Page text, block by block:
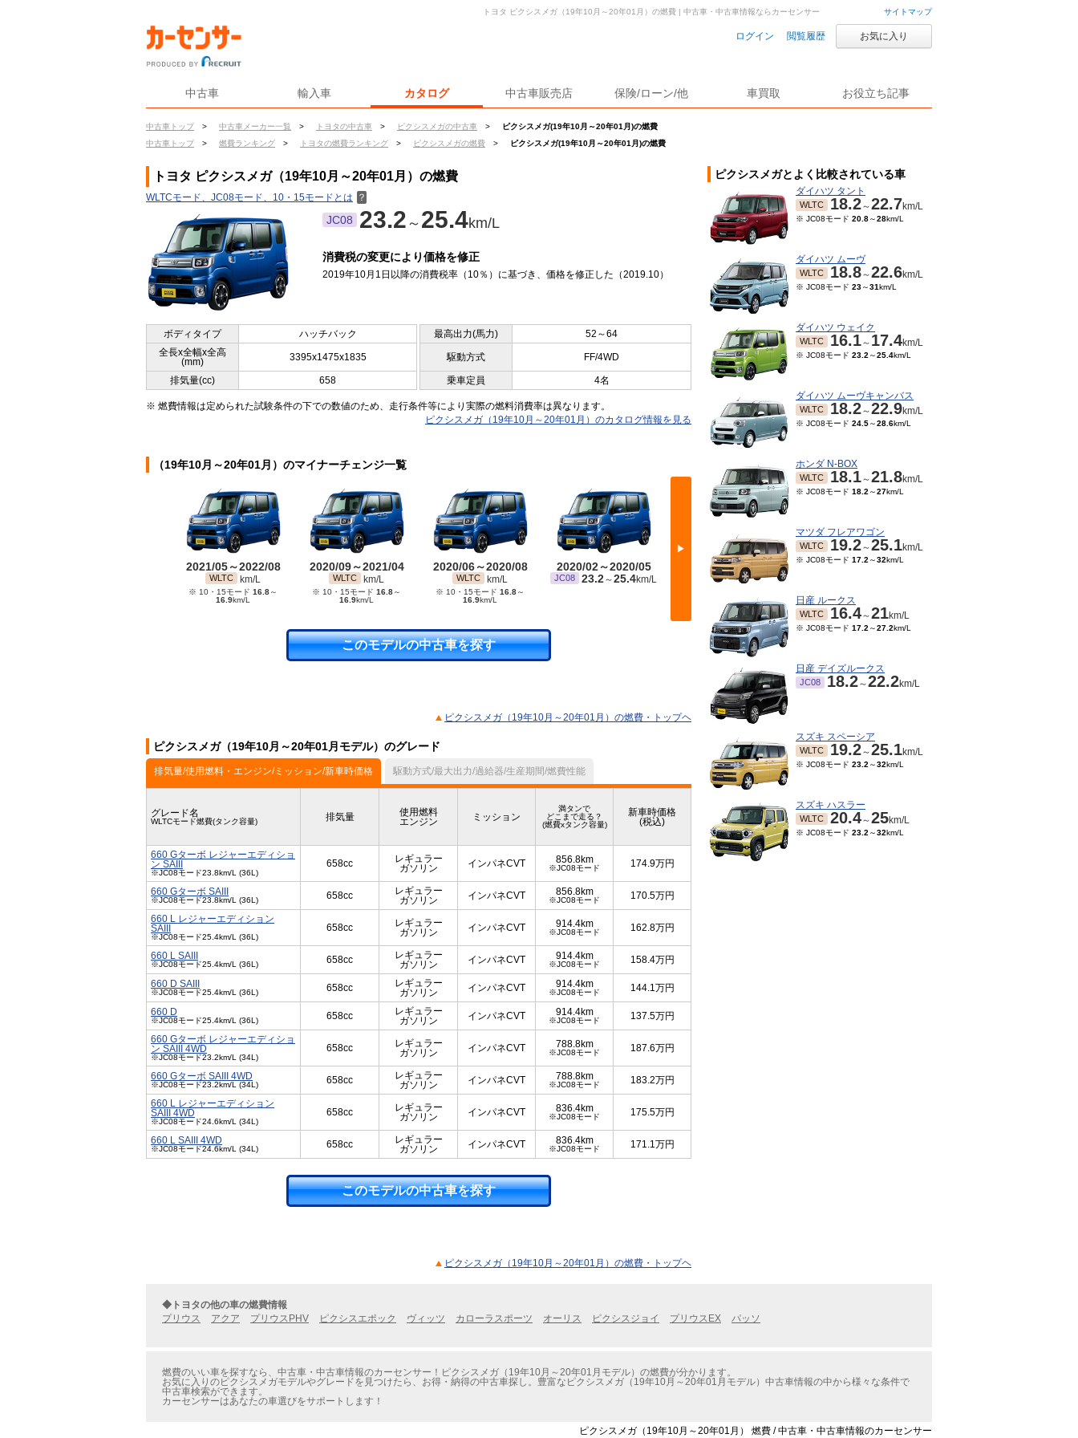
サイトマップ
ログイン 閲覧履歴 お気に入り
中古車 輸入車 カタログ 中古車販売店 保険/ローン/他 車買取 お役立ち記事
中古車トップ > 中古車メーカー一覧 > トヨタの中古車 > ピクシスメガの中古車 >
ピクシスメガ(19年10月～20年01月)の燃費
中古車トップ
> 燃費ランキング > トヨタの燃費ランキング > ピクシスメガの燃費 > ピクシスメガ(19年10月～20年01月)の燃費
トヨタ ピクシスメガ（19年10月～20年01月）の燃費 | 中古車・中古車情報ならカーセンサー
トヨタ ピクシスメガ（19年10月～20年01月）の燃費
WLTCモード、JC08モード、10・15モードとは ？
JC08 23.2 ～ 25.4km/L
消費税の変更により価格を修正
2019年10月1日以降の消費税率（10％）に基づき、価格を修正した（2019.10）
ボディタイプ ハッチバック 最高出力(馬力)
52～64
全長x全幅x全高
(mm)
3395x1475x1835 駆動方式 FF/4WD
排気量(cc) 658 乗車定員 4名
※ 燃費情報は定められた試験条件の下での数値のため、走行条件等により実際の燃料消費率は異なります。
ピクシスメガ（19年10月～20年01月）のカタログ情報を見る
（19年10月～20年01月）のマイナーチェンジ一覧
▶
2021/05～2022/08
WLTC km/L
※ 10・15モード 16.8～
16.9km/L
2020/09～2021/04
WLTC km/L
※ 10・15モード 16.8～
16.9km/L
2020/06～2020/08
WLTC km/L
※ 10・15モード 16.8～
16.9km/L
2020/02～2020/05
JC08 23.2～25.4km/L
2018/01～2019/09
23.2～25.4km/L
2016/05～2017/11
このモデルの中古車を探す
ピクシスメガ（19年10月～20年01月）の燃費・トップヘ
ピクシスメガ（19年10月～20年01月モデル）のグレード
排気量/使用燃料・エンジン/ミッション/新車時価格 駆動方式/最大出力/過給器/生産期間/燃費性能
グレード名
WLTCモード燃費(タンク容量) 排気量
使用燃料
エンジン
ミッション
満タンで
どこまで走る？
(燃費xタンク容量)
新車時価格
(税込)
660 Gターボ レジャーエディショ
ン SAIII
※JC08モード23.8km/L (36L)
658cc
レギュラー
ガソリン
インパネCVT 856.8km
※JC08モード 174.9万円
660 Gターボ SAIII
※JC08モード23.8km/L (36L) 658cc
レギュラー
ガソリン
インパネCVT 856.8km
※JC08モード 170.5万円
660 L レジャーエディション
SAIII
※JC08モード25.4km/L (36L)
658cc
レギュラー
ガソリン
インパネCVT 914.4km
※JC08モード 162.8万円
660 L SAIII
※JC08モード25.4km/L (36L) 658cc
レギュラー
ガソリン
インパネCVT 914.4km
※JC08モード 158.4万円
660 D SAIII
※JC08モード25.4km/L (36L) 658cc
レギュラー
ガソリン
インパネCVT 914.4km
※JC08モード 144.1万円
660 D
※JC08モード25.4km/L (36L) 658cc
レギュラー
ガソリン
インパネCVT 914.4km
※JC08モード 137.5万円
660 Gターボ レジャーエディショ
ン SAIII 4WD
※JC08モード23.2km/L (34L)
658cc
レギュラー
ガソリン
インパネCVT 788.8km
※JC08モード 187.6万円
660 Gターボ SAIII 4WD
※JC08モード23.2km/L (34L) 658cc
レギュラー
ガソリン
インパネCVT 788.8km
※JC08モード 183.2万円
660 L レジャーエディション
SAIII 4WD
※JC08モード24.6km/L (34L)
658cc
レギュラー
ガソリン
インパネCVT 836.4km
※JC08モード 175.5万円
660 L SAIII 4WD
※JC08モード24.6km/L (34L) 658cc
レギュラー
ガソリン
インパネCVT 836.4km
※JC08モード 171.1万円
このモデルの中古車を探す
ピクシスメガ（19年10月～20年01月）の燃費・トップヘ
ピクシスメガとよく比較されている車
ダイハツ タント
WLTC 18.2～22.7km/L
※ JC08モード 20.8～28km/L
ダイハツ ムーヴ
WLTC 18.8～22.6km/L
※ JC08モード 23～31km/L
ダイハツ ウェイク
WLTC 16.1～ 17.4km/L
※ JC08モード 23.2 ～25.4km/L
ダイハツ ムーヴキャンバス
WLTC 18.2～22.9km/L
※ JC08モード 24.5～28.6km/L
ホンダ N-BOX
WLTC 18.1～21.8km/L
※ JC08モード 18.2 ～27km/L
マツダ フレアワゴン
WLTC 19.2～25.1km/L
※ JC08モード 17.2 ～32km/L
日産 ルークス
WLTC 16.4～21km/L
※ JC08モード 17.2 ～27.2km/L
日産 デイズルークス
JC08 18.2～22.2km/L
スズキ スペーシア
WLTC 19.2～25.1km/L
※ JC08モード 23.2 ～32km/L
スズキ ハスラー
WLTC 20.4～25km/L
※ JC08モード 23.2 ～32km/L
◆トヨタの他の車の燃費情報
プリウス
アクア プリウスPHV ピクシスエポック ヴィッツ カローラスポーツ オーリス ピクシスジョイ プリウスEX パッソ
燃費のいい車を探すなら、中古車・中古車情報のカーセンサー！ピクシスメガ（19年10月～20年01月モデル）の燃費が分かります。
お気に入りのピクシスメガモデルやグレードを見つけたら、お得・納得の中古車探し。豊富なピクシスメガ（19年10月～20年01月モデル）中古車情報の中から様々な条件で
中古車検索ができます。
カーセンサーはあなたの車選びをサポートします！
ピクシスメガ（19年10月～20年01月） 燃費 / 中古車・中古車情報のカーセンサー